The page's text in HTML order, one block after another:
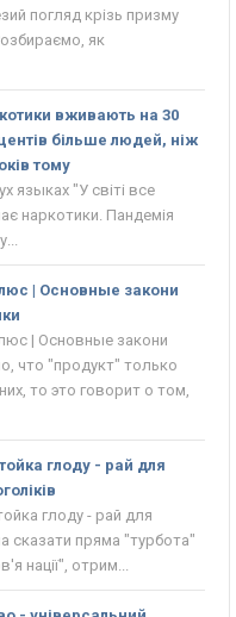
погляд крізь призму
як
вживають на 30
більше людей, ніж
тому
языках "У світі все
наркотики. Пандемія
| Основные закони
| Основные закони
что "продукт" только
то это говорит о том,
глоду - рай для
глоду - рай для
сказати пряма "турбота"
нації", отрим...